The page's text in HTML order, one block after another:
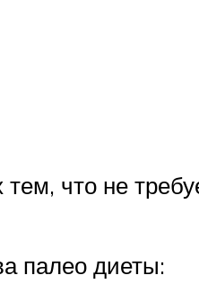
что не
палео диеты: